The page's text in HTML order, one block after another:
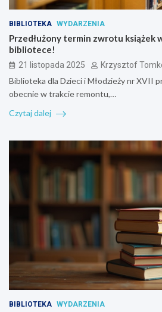
BIBLIOTEKA WYDARZENIA
Przedłużony termin zwrotu książek
bibliotece!
21 listopada 2025 Krzysztof
Biblioteka dla Dzieci i Młodzieży nr XVII
obecnie w trakcie remontu,…
Czytaj dalej
BIBLIOTEKA WYDARZENIA